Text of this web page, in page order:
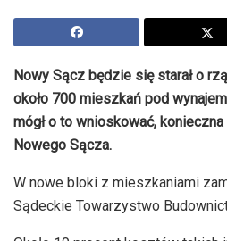
Nowy Sącz będzie się starał o
około 700 mieszkań pod
mógł o to wnioskować,
Nowego Sącza.
W nowe bloki z mieszkaniami
Sądeckie Towarzystwo